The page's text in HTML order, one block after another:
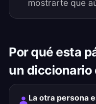
mostrarte que
Por qué esta
un diccionario
La otra persona